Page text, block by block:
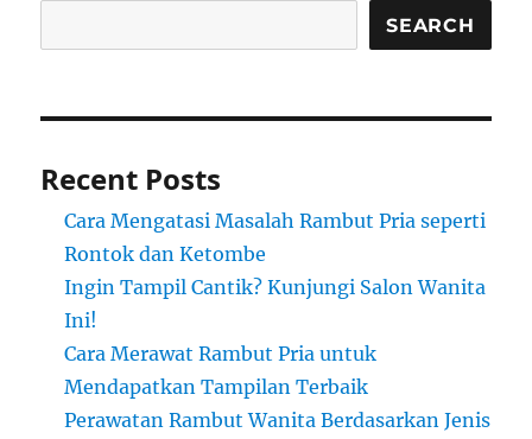
SEARCH
Recent Posts
Cara Mengatasi Masalah Rambut Pria seperti
Rontok dan Ketombe
Ingin Tampil Cantik? Kunjungi Salon Wanita
Ini!
Cara Merawat Rambut Pria untuk
Mendapatkan Tampilan Terbaik
Perawatan Rambut Wanita Berdasarkan Jenis